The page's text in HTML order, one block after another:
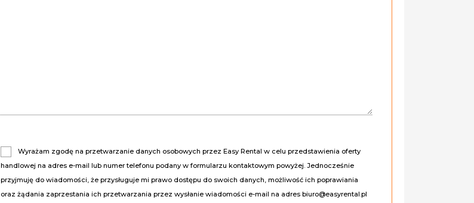
Wyrażam zgodę na przetwarzanie danych osobowych przez Easy Rental w celu przedstawienia oferty
handlowej na adres e-mail lub numer telefonu podany w formularzu kontaktowym powyżej. Jednocześnie
przyjmuję do wiadomości, że przysługuje mi prawo dostępu do swoich danych, możliwość ich poprawiania
oraz żądania zaprzestania ich przetwarzania przez wysłanie wiadomości e-mail na adres biuro@easyrental.pl